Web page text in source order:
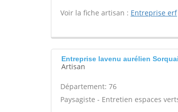
Voir la fiche artisan : Entreprise erf
Entreprise lavenu aurélien
Artisan
Département: 76
Paysagiste - Entretien espaces